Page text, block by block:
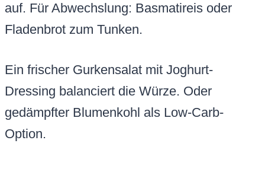
auf. Für Abwechslung: Basmatireis oder
Fladenbrot zum Tunken.
Ein frischer Gurkensalat mit Joghurt-
Dressing balanciert die Würze. Oder
gedämpfter Blumenkohl als Low-Carb-
Option.